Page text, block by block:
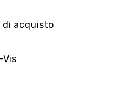
acquisto
Vis